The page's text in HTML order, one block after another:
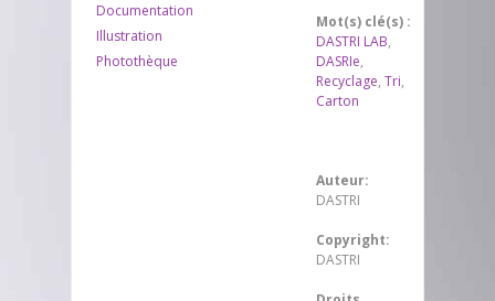
Documentation
Illustration
Photothèque
Mot(s) clé(s) :
DASTRI LAB,
DASRIe,
Recyclage, Tri,
Carton
Auteur:
DASTRI
Copyright:
DASTRI